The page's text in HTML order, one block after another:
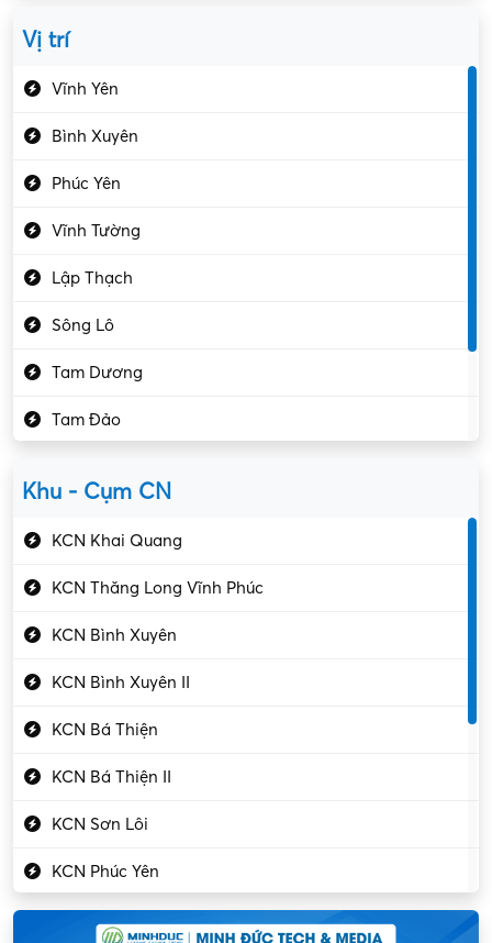
Kiểm soát chất lượng
Kỹ sư cơ khí
Kỹ sư điện
Kỹ thuật cao
Kỹ thuật mạng – IT
Làm bán thời gian
Lao động phổ thông
Lập trình – Phát triển
Luật – Công chứng
Marketing – PR
Mỹ phẩm – Trang sức
Vị trí
Vĩnh Yên
Bình Xuyên
Phúc Yên
Vĩnh Tường
Lập Thạch
Sông Lô
Tam Dương
Tam Đảo
Khu - Cụm CN
KCN Khai Quang
KCN Thăng Long Vĩnh Phúc
KCN Bình Xuyên
KCN Bình Xuyên II
KCN Bá Thiện
KCN Bá Thiện II
KCN Sơn Lôi
KCN Phúc Yên